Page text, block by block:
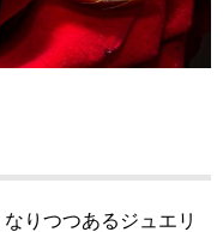
りつつあるジュエリ